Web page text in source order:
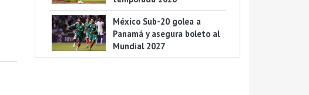
México Sub-20 golea a
Panamá y asegura boleto al
Mundial 2027